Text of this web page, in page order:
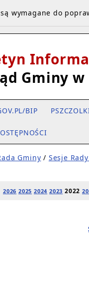
Gminy w
BIP
Gminy / Sesje
2026 2025 2024 2023 2022
wymagane do